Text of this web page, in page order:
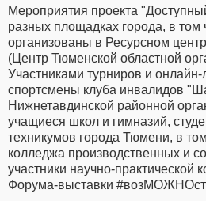
Мероприятия проекта
разных площадках города, в том
организованы в Ресурсном
(Центр Тюменской областной
Участниками турниров и онлайн-
спортсмены клуба инвалидов
Нижнетавдинской районной
учащиеся школ и гимназий,
техникумов города Тюмени, в
колледжа производственных и
участники научно-практической
Форума-выставки